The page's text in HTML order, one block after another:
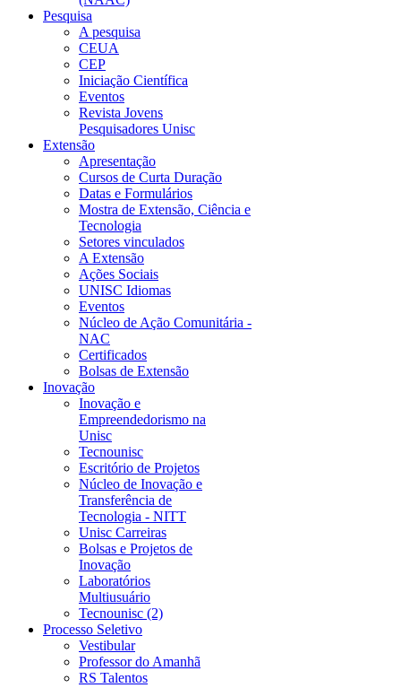
Pesquisa
A pesquisa
CEUA
CEP
Iniciação Científica
Eventos
Revista Jovens
Pesquisadores Unisc
Extensão
Apresentação
Cursos de Curta Duração
Datas e Formulários
Mostra de Extensão, Ciência e
Tecnologia
Setores vinculados
A Extensão
Ações Sociais
UNISC Idiomas
Eventos
Núcleo de Ação Comunitária -
NAC
Certificados
Bolsas de Extensão
Inovação
Inovação e
Empreendedorismo na
Unisc
Tecnounisc
Escritório de Projetos
Núcleo de Inovação e
Transferência de
Tecnologia - NITT
Unisc Carreiras
Bolsas e Projetos de
Inovação
Laboratórios
Multiusuário
Tecnounisc (2)
Processo Seletivo
Vestibular
Professor do Amanhã
RS Talentos